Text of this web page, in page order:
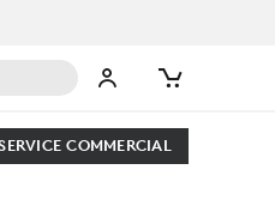
COMMERCIAL